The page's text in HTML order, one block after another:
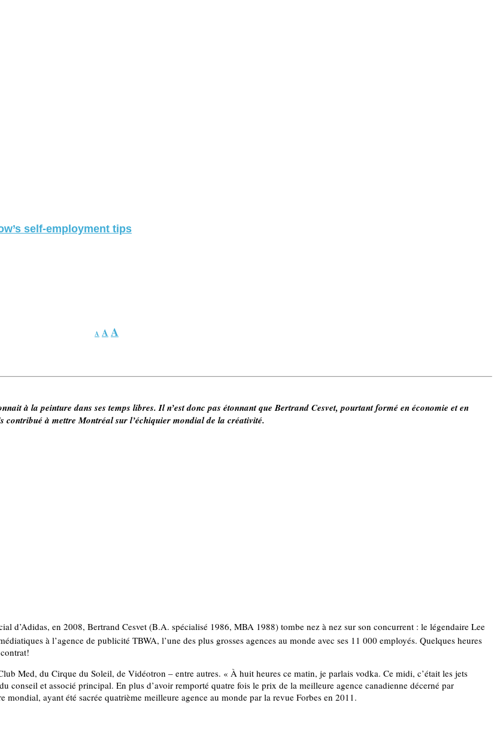
self-employment tips
A AA
à la peinture dans ses temps libres. Il n’est donc pas étonnant que Bertrand Cesvet, pourtant formé en économie et en
à mettre Montréal sur l’échiquier mondial de la créativité.
d’Adidas, en 2008, Bertrand Cesvet (B.A. spécialisé 1986, MBA 1988) tombe nez à nez sur son concurrent : le légendaire Lee
à l’agence de publicité TBWA, l’une des plus grosses agences au monde avec ses 11 000 employés. Quelques heures
Med, du Cirque du Soleil, de Vidéotron – entre autres. « À huit heures ce matin, je parlais vodka. Ce midi, c’était les jets
conseil et associé principal. En plus d’avoir remporté quatre fois le prix de la meilleure agence canadienne décerné par
ayant été sacrée quatrième meilleure agence au monde par la revue Forbes en 2011.